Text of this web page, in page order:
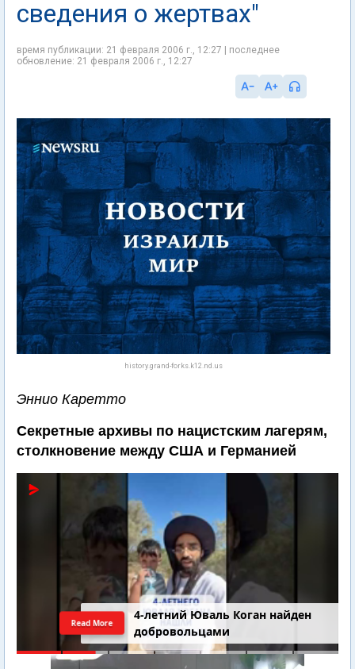
сведения о жертвах"
время публикации: 21 февраля 2006 г., 12:27 | последнее
обновление: 21 февраля 2006 г., 12:27
history.grand-forks.k12.nd.us
Эннио Каретто
Секретные архивы по нацистским лагерям,
столкновение между США и Германией
4-летний Юваль Коган найден
добровольцами
Read More